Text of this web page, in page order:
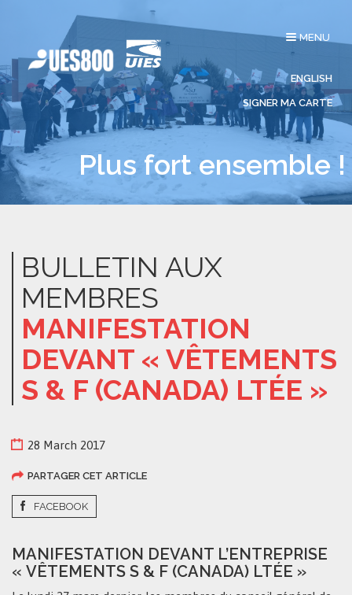
Affichage
du
MENU
ENGLISH
SIGNER MA CARTE
Plus fort ensemble !
BULLETIN AUX
MEMBRES
MANIFESTATION
DEVANT « VÊTEMENTS
S & F (CANADA) LTÉE »
28 March 2017
PARTAGER CET ARTICLE
FACEBOOK
MANIFESTATION DEVANT L’ENTREPRISE
« VÊTEMENTS S & F (CANADA) LTÉE »